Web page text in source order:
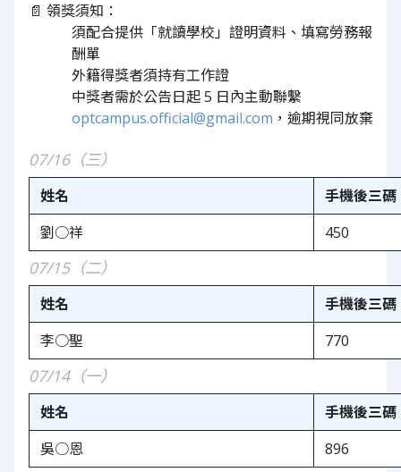
📄 領獎須知：
須配合提供「就讀學校」證明資料、填寫勞務報
酬單
外籍得獎者須持有工作證
optcampus.official@gmail.com ，逾期視同放棄
07/16（三）
姓名
手機後三碼
劉○祥
450
07/15（二）
姓名
手機後三碼
李○聖
770
07/14（一）
姓名
手機後三碼
吳○恩
896